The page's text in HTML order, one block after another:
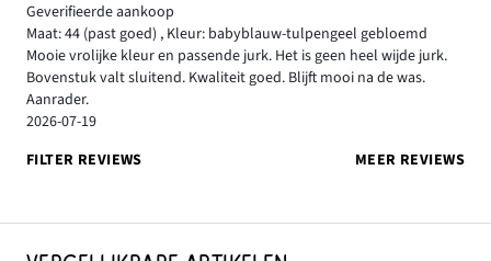
Geverifieerde aankoop
Maat: 44 (past goed) , Kleur: babyblauw-tulpengeel gebloemd
Mooie vrolijke kleur en passende jurk. Het is geen heel wijde jurk.
Bovenstuk valt sluitend. Kwaliteit goed. Blijft mooi na de was.
Aanrader.
2026-07-19
FILTER REVIEWS
MEER REVIEWS